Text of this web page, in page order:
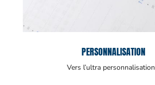
PERSONNALISATION
Vers l’ultra